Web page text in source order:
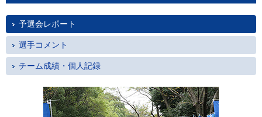
予選会レポート
選手コメント
チーム成績・個人記録